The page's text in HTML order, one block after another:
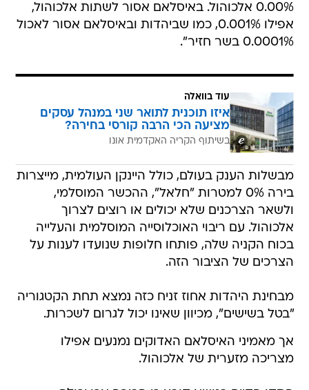
0.00% אלכוהול. באיסלאם אסור לשתות אלכוהול,
אפילו 0.001%, כמו שביהדות ובאיסלאם אסור לאכול
0.0001% בשר חזיר".
עוד בוואלה
איזו תוכנית לתואר שני במנהל עסקים
מציעה הכי הרבה קורסי בחירה?
בשיתוף הקריה האקדמית אונו
מבשלות הענק בעולם, כולל היינקן העולמית, מייצרות
בירה 0% למטרות "חלאל", ההכשר המוסלמי,
ולשאר הצרכנים שלא יכולים או רוצים לצרוך
אלכוהול. עם ריבוי האוכלוסייה המוסלמית והעלייה
בכוח הקניה שלה, פותחו חלופות שנועדו לענות על
הצרכים של הציבור הזה.
מבחינת היהדות אחוז זניח כזה נמצא תחת הקטגוריה
"בטל בשישים", מכיוון שאינו יכול לגרום לשכרות.
אך מאמיני האיסלאם האדוקים נמנעים אפילו
מצריכה מזערית של אלכוהול.